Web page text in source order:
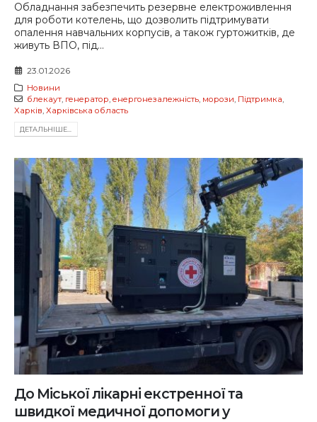
Обладнання забезпечить резервне електроживлення
для роботи котелень, що дозволить підтримувати
опалення навчальних корпусів, а також гуртожитків, де
живуть ВПО, під...
23.01.2026
Новини
блекаут, генератор енергонезалежність, морози Підтримка
Харків Харківська область
ДЕТАЛЬНIШЕ...
До Міської лікарні екстренної та
швидкої медичної допомоги у